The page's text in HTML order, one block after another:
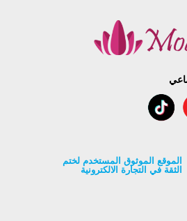
الموقع الموثوق المستخدم لختم
الثقة في التجارة الالكترونية